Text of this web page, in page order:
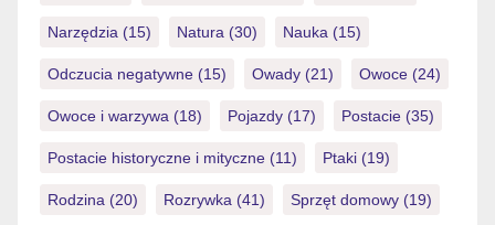
Narzędzia (15) Natura (30) Nauka (15)
Odczucia negatywne (15) Owady (21) Owoce (24)
Owoce i warzywa (18) Pojazdy (17) Postacie (35)
Postacie historyczne i mityczne (11) Ptaki (19)
Rodzina (20) Rozrywka (41) Sprzęt domowy (19)